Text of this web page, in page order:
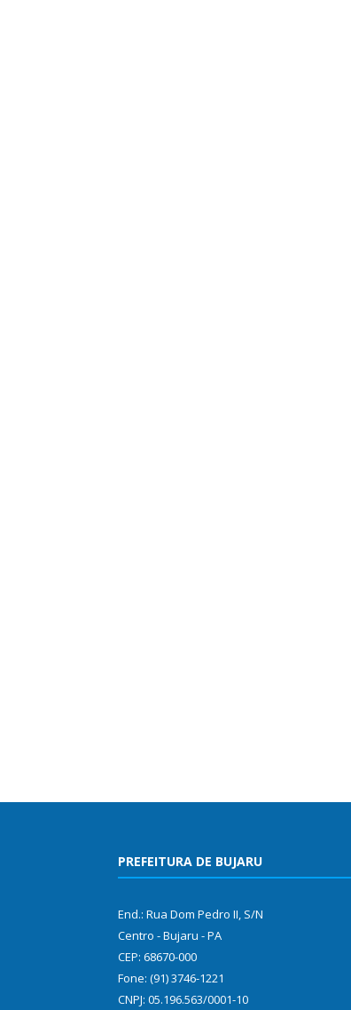
PREFEITURA DE BUJARU
End.: Rua Dom Pedro II, S/N
Centro - Bujaru - PA
CEP: 68670-000
Fone: (91) 3746-1221
CNPJ: 05.196.563/0001-10